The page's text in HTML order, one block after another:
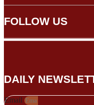
FOLLOW US
DAILY
Email